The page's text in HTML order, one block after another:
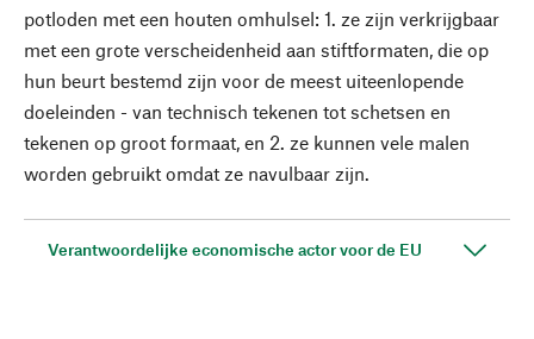
potloden met een houten omhulsel: 1. ze zijn verkrijgbaar
met een grote verscheidenheid aan stiftformaten, die op
hun beurt bestemd zijn voor de meest uiteenlopende
doeleinden - van technisch tekenen tot schetsen en
tekenen op groot formaat, en 2. ze kunnen vele malen
worden gebruikt omdat ze navulbaar zijn.
Verantwoordelijke economische actor voor de EU